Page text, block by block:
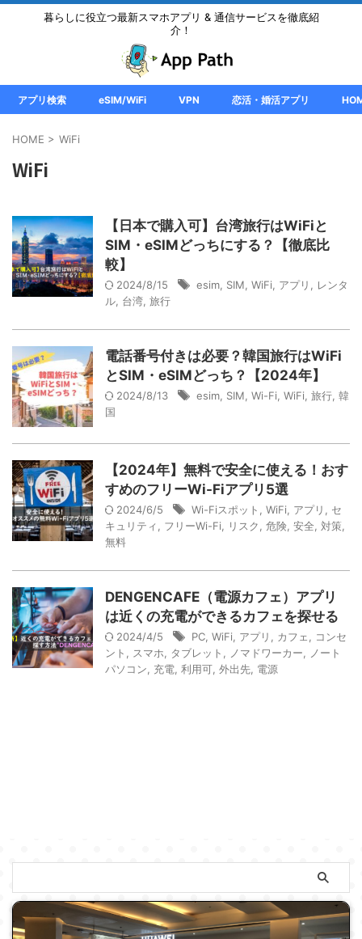
暮らしに役立つ最新スマホアプリ & 通信サービスを徹底紹
介！
アプリ検索 eSIM/WiFi VPN 恋活・婚活アプリ
HOME > WiFi
WiFi
【日本で購入可】台湾旅行はWiFiと
SIM・eSIMどっちにする？【徹底比
較】
2024/8/15 esim SIM WiFi アプリ
レンタ
ル 台湾 旅行
電話番号付きは必要？韓国旅行はWiFi
とSIM・eSIMどっち？【2024年】
2024/8/13 esim SIM Wi-Fi WiFi 旅行 韓
国
【2024年】無料で安全に使える！おす
すめのフリーWi-Fiアプリ5選
2024/6/5 Wi-Fiスポット WiFi アプリ
セ
キュリティ
フリーWi-Fi リスク 危険 安全 対策
無料
DENGENCAFE（電源カフェ）アプリ
は近くの充電ができるカフェを探せる
2024/4/5 PC WiFi アプリ カフェ
コンセ
ント
スマホ タブレット ノマドワーカー
ノート
パソコン
充電 利用可 外出先 電源